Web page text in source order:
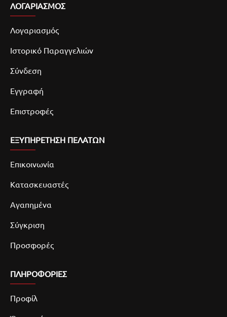
ΛΟΓΑΡΙΑΣΜΌΣ
Λογαριασμός
Ιστορικό Παραγγελιών
Σύνδεση
Εγγραφή
Επιστροφές
ΕΞΥΠΗΡΕΤΗΣΗ ΠΕΛΑΤΩΝ
Επικοινωνία
Κατασκευαστές
Αγαπημένα
Σύγκριση
Προσφορές
ΠΛΗΡΟΦΟΡΙΕΣ
Προφίλ